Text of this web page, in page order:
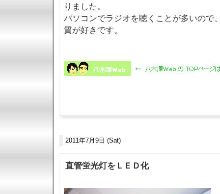
りました。
パソコンでラジオを聴くことが多いので
質が好きです。
2011年7月9日 (Sat)
直管蛍光灯をＬＥＤ化